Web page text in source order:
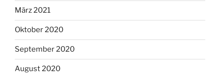
März 2021
Oktober 2020
September 2020
August 2020